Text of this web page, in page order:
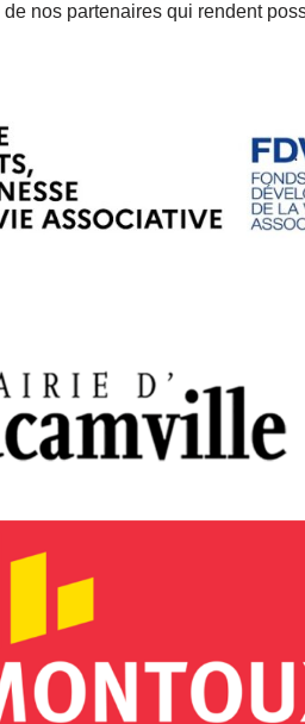
de nos partenaires qui rendent